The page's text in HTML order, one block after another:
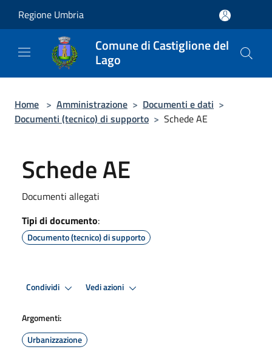
Regione Umbria
Comune di Castiglione del
Lago
Home > Amministrazione > Documenti e dati >
Documenti (tecnico) di supporto > Schede AE
Schede AE
Documenti allegati
Tipi di documento:
Documento (tecnico) di supporto
Condividi Vedi azioni
Argomenti:
Urbanizzazione